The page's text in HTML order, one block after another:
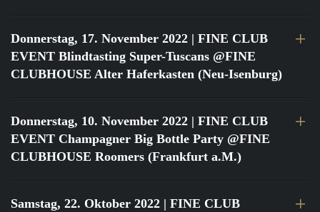
Donnerstag, 17. November 2022 | FINE CLUB
EVENT Blindtasting Super-Tuscans @FINE
CLUBHOUSE Alter Haferkasten (Neu-Isenburg)
Donnerstag, 10. November 2022 | FINE CLUB
EVENT Champagner Big Bottle Party @FINE
CLUBHOUSE Roomers (Frankfurt a.M.)
Samstag, 22. Oktober 2022 | FINE CLUB